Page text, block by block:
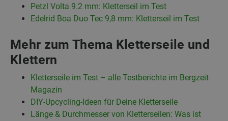
Petzl Volta 9.2 mm: Kletterseil im Test
Edelrid Boa Duo Tec 9,8 mm: Kletterseil im Test
Mehr zum Thema Kletterseile und
Klettern
Kletterseile im Test – alle Testberichte im Bergzeit
Magazin
DIY-Upcycling-Ideen für Deine Kletterseile
Länge & Durchmesser von Kletterseilen: Was ist